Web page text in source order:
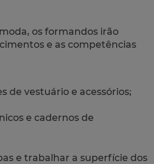
os formandos irão
e as competências
de vestuário e acessórios;
e cadernos de
e trabalhar a superfície dos